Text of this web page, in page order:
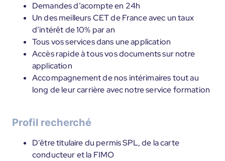
Demandes d’acompte en 24h
Un des meilleurs CET de France avec un taux
d’intérêt de 10% par an
Tous vos services dans une application
Accès rapide à tous vos documents sur notre
application
Accompagnement de nos intérimaires tout au
long de leur carrière avec notre service formation
Profil recherché
D'être titulaire du permis SPL, de la carte
conducteur et la FIMO